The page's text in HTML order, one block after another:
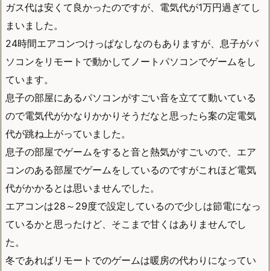
ガス代は安くて良かったのですが、電気代が1万円過ぎてし
まいました。
24時間エアコンつけっぱなしなのもありますが、息子がパ
ソコンをリモートで動かしてノートパソコンでゲームをし
ています。
息子の部屋にあるパソコンがすごい音を立てて動いている
ので電気代がかなりかかりそうだなと思ったら案の定電気
代が跳ね上がっていました。
息子の部屋でゲームをすると音と熱気がすごいので、エア
コンのある部屋でゲームをしているのですがこれほど電気
代がかかるとは思いませんでした。
エアコンは28～29度で設定しているので少しは節電になっ
ているかと思ったけど、そこまで甘くはありませんでし
た。
冬であればリモートでのゲームは暖房の代わりになってい